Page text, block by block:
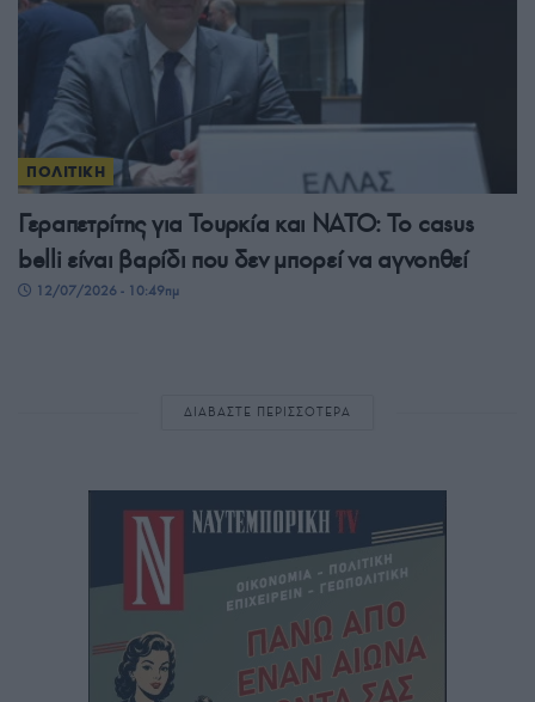
ΠΟΛΙΤΙΚΗ
Γεραπετρίτης για Τουρκία και ΝΑΤΟ: Το casus
belli είναι βαρίδι που δεν μπορεί να αγνοηθεί
12/07/2026 - 10:49πμ
ΔΙΑΒΑΣΤΕ ΠΕΡΙΣΣΟΤΕΡΑ